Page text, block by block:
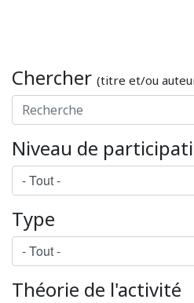
Chercher (titre et/ou
Niveau de
Type
Théorie de l'activité